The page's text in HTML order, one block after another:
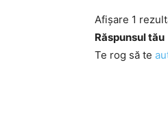
Afișare 1
Răspunsul tău
Te rog să te